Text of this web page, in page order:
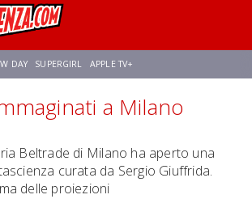
DAY SUPERGIRL APPLE TV+
ZENDAYA STAR TREK AVENGERS: DOOMSDAY
ROSE GOODING
a Milano
Beltrade di Milano ha aperto una
curata da Sergio Giuffrida.
delle proiezioni